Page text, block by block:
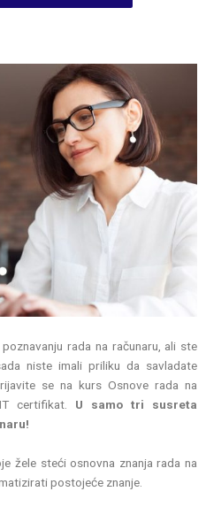
rada na računaru, ali ste
niste imali priliku da savladate
se na kurs Osnove rada na
certifikat. U samo tri susreta
žele steći osnovna znanja rada na
postojeće znanje.